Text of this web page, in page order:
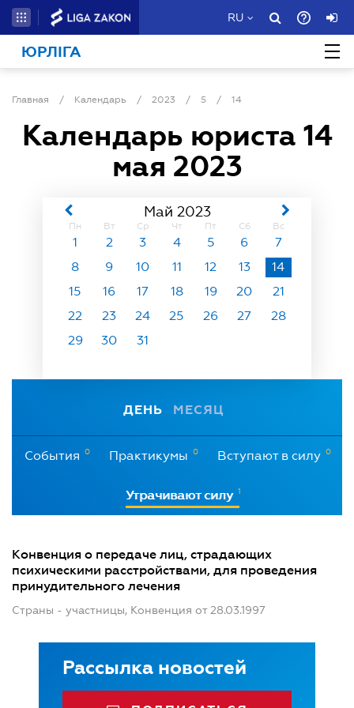
RU
ЮРЛІГА
Главная / Календарь / 2023 / 5 / 14
Календарь юриста 14
мая 2023
Май 2023
Пн Вт Ср Чт Пт Сб Вс
1 2 3 4 5 6
7
8
9 10 11 12 13
14
15
16 17 18 19 20
21
22
23 24 25 26 27
28
29
30 31
ДЕНЬ МЕСЯЦ
События 0 Практикумы 0 Вступают в силу 0
Утрачивают силу 1
Конвенция о передаче лиц, страдающих
психическими расстройствами, для проведения
принудительного лечения
Страны - участницы, Конвенция от 28.03.1997
Рассылка новостей